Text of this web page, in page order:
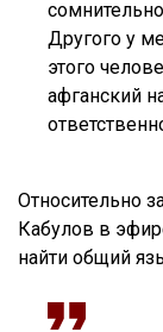
Другого у
этого
афганский
Относительно
Кабулов в
найти общий